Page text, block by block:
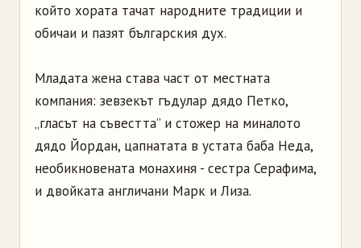
който хората тачат народните традиции и
обичаи и пазят българския дух.
Младата жена става част от местната
компания: зевзекът гъдулар дядо Петко,
„гласът на съвестта” и стожер на миналото
дядо Йордан, цапнатата в устата баба Неда,
необикновената монахиня - сестра Серафима,
и двойката англичани Марк и Лиза.